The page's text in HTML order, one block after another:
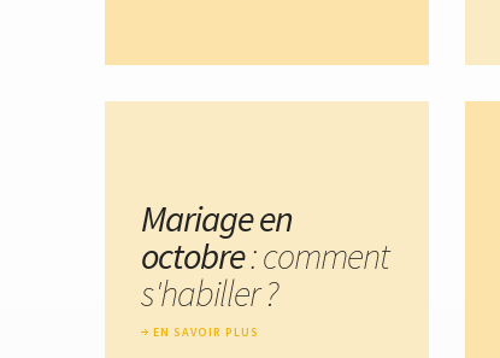
Mariage en
octobre: comment
s'habiller ?
EN SAVOIR PLUS